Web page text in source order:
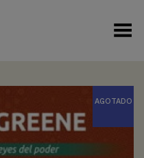
Menú Alterno
AGOTADO